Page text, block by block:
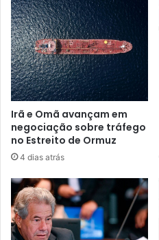
e
n
d
e
r
e
ç
o
d
e
e
a
l
Irã e Omã avançam em
negociação sobre tráfego
no Estreito de Ormuz
4 dias atrás